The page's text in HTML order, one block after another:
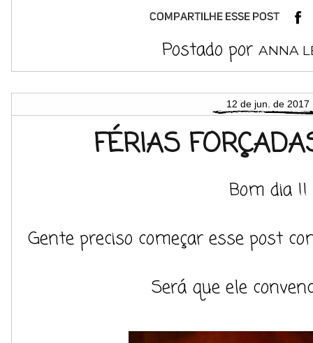
Postado por ANNA
12 de jun. de 2017
FÉRIAS
Bom dia !!
Gente preciso começar esse post
Será que ele